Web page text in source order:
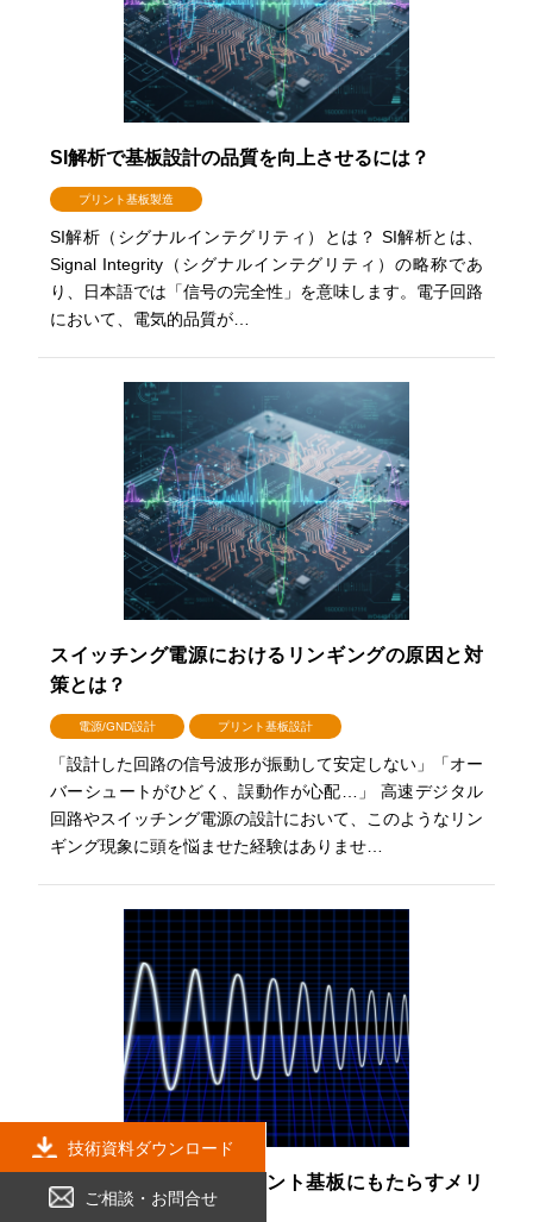
SI解析で基板設計の品質を向上させるには？
プリント基板製造
SI解析（シグナルインテグリティ）とは？ SI解析とは、
Signal Integrity（シグナルインテグリティ）の略称であ
り、日本語では「信号の完全性」を意味します。電子回路
において、電気的品質が…
スイッチング電源におけるリンギングの原因と対
策とは？
電源/GND設計 プリント基板設計
「設計した回路の信号波形が振動して安定しない」「オー
バーシュートがひどく、誤動作が心配…」 高速デジタル
回路やスイッチング電源の設計において、このようなリン
ギング現象に頭を悩ませた経験はありませ…
低インピーダンスがプリント基板にもたらすメリ
ット
技術資料ダウンロード
ご相談・お問合せ